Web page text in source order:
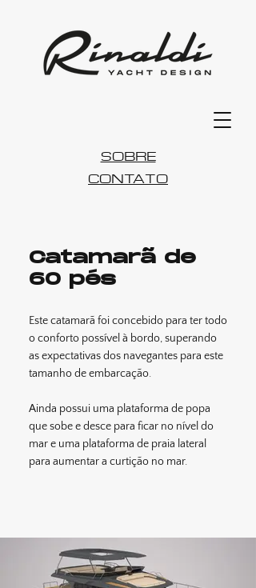
CONTATO
SOBRE
Catamarã de
60 pés
Este catamarã foi concebido para ter todo
o conforto possível à bordo, superando
as expectativas dos navegantes para este
tamanho de embarcação.
Ainda possui uma plataforma de popa
que sobe e desce para ficar no nível do
mar e uma plataforma de praia lateral
para aumentar a curtição no mar.